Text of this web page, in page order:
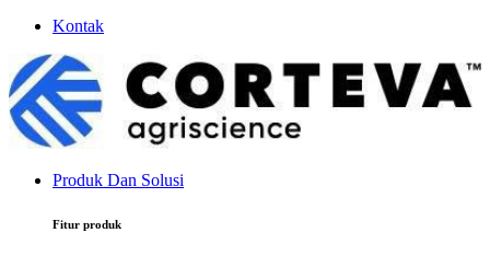
Kontak
Produk Dan Solusi
Fitur produk